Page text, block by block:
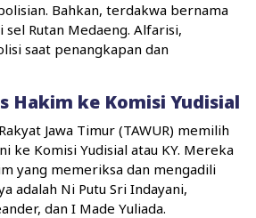
Bahkan, terdakwa bernama
Rutan Medaeng. Alfarisi,
saat penangkapan dan
Hakim ke Komisi Yudisial
Jawa Timur (TAWUR) memilih
ke Komisi Yudisial atau KY. Mereka
yang memeriksa dan mengadili
adalah Ni Putu Sri Indayani,
dan I Made Yuliada.